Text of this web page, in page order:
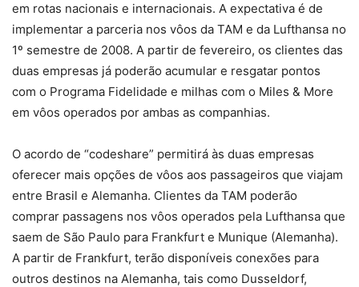
em rotas nacionais e internacionais. A expectativa é de
implementar a parceria nos vôos da TAM e da Lufthansa no
1º semestre de 2008. A partir de fevereiro, os clientes das
duas empresas já poderão acumular e resgatar pontos
com o Programa Fidelidade e milhas com o Miles & More
em vôos operados por ambas as companhias.
O acordo de “codeshare” permitirá às duas empresas
oferecer mais opções de vôos aos passageiros que viajam
entre Brasil e Alemanha. Clientes da TAM poderão
comprar passagens nos vôos operados pela Lufthansa que
saem de São Paulo para Frankfurt e Munique (Alemanha).
A partir de Frankfurt, terão disponíveis conexões para
outros destinos na Alemanha, tais como Dusseldorf,